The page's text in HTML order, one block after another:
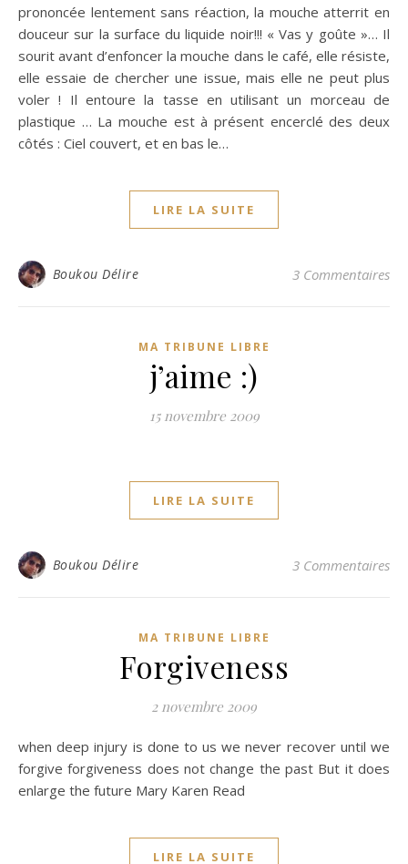
prononcée lentement sans réaction, la mouche atterrit en
douceur sur la surface du liquide noir!!! « Vas y goûte »… Il
sourit avant d’enfoncer la mouche dans le café, elle résiste,
elle essaie de chercher une issue, mais elle ne peut plus
voler ! Il entoure la tasse en utilisant un morceau de
plastique … La mouche est à présent encerclé des deux
côtés : Ciel couvert, et en bas le…
LIRE LA SUITE
Boukou Délire 3 Commentaires
MA TRIBUNE LIBRE
j’aime :)
15 novembre 2009
LIRE LA SUITE
Boukou Délire 3 Commentaires
MA TRIBUNE LIBRE
Forgiveness
2 novembre 2009
when deep injury is done to us we never recover until we
forgive forgiveness does not change the past But it does
enlarge the future Mary Karen Read
LIRE LA SUITE